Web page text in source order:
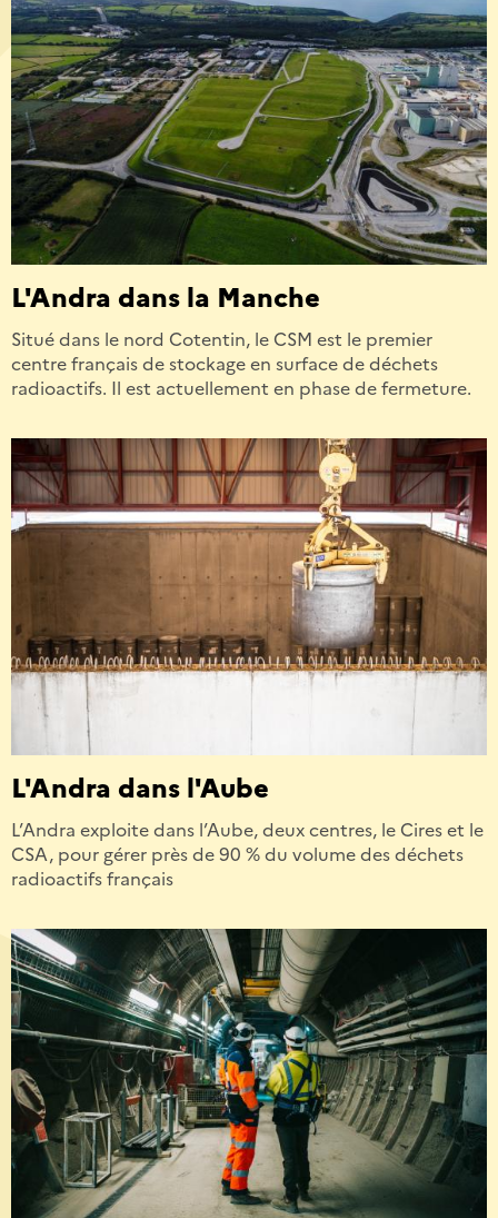
L'Andra dans la Manche
Situé dans le nord Cotentin, le CSM est le premier
centre français de stockage en surface de déchets
radioactifs. Il est actuellement en phase de fermeture.
L'Andra dans l'Aube
L’Andra exploite dans l’Aube, deux centres, le Cires et le
CSA, pour gérer près de 90 % du volume des déchets
radioactifs français